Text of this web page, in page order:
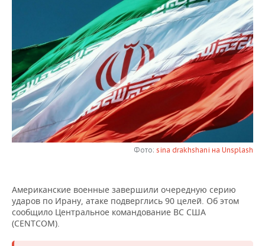
КОМУ ПРИНАДЛЕЖАТ
ТОРГОВЫЕ ЦЕНТРЫ
ТАТАРСТАНА
ИНВЕСТИЦИИ
МАШИНОСТРОЕНИЕ
НЕФТЕХИМИЯ
НЕФТЬ
ОПК
ЭНЕРГЕТИКА
НОВОСТИ БИЗНЕСА
РОЗНИЧНАЯ ТОРГОВЛЯ
ТРАНСПОРТ
УСЛУГИ
ТЕХНОЛОГИИ
НОВОСТИ ТЕХНОЛОГИЙ
IT
МЕДИА
МЕРОПРИЯТИЯ
НОВОСТИ МЕРОПРИЯТИЙ
ВЫЕЗДНАЯ РЕДАКЦИЯ
ОТКРЫТАЯ ЛЕКЦИЯ
СПОРТ
НОВОСТИ СПОРТА
БАСКЕТБОЛ
ВОЛЕЙБОЛ
ОБЩЕСТВО
ИНФРАСТРУКТУРА
ИСТОРИЯ
СПРАВОЧНИК
СПИСОК ПЕРСОН
Фото: sina drakhshani на Unsplash
Американские военные завершили очередную серию
ударов по Ирану, атаке подверглись 90 целей. Об этом
сообщило Центральное командование ВС США
(CENTCOM).